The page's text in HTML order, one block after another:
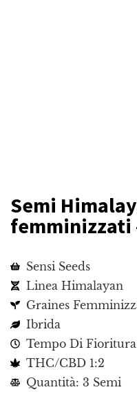
Semi
femminizzati
Sensi Seeds
Linea Himalayan
Graines
Ibrida
Tempo Di
THC/CBD 1:2
Quantità: 3 Semi